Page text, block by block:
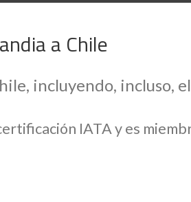
a Chile
incluyendo, incluso, el
IATA y es